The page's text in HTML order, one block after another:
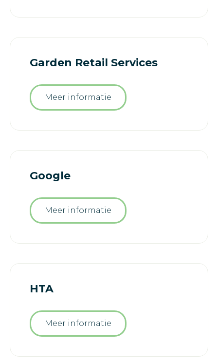
Garden Retail Services
Meer informatie
Google
Meer informatie
HTA
Meer informatie